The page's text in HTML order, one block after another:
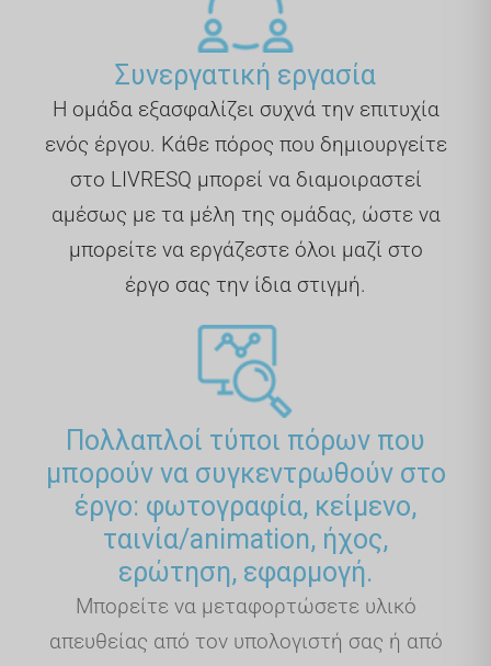
Συνεργατική εργασία
Η ομάδα εξασφαλίζει συχνά την επιτυχία
ενός έργου. Κάθε πόρος που δημιουργείτε
στο LIVRESQ μπορεί να διαμοιραστεί
αμέσως με τα μέλη της ομάδας, ώστε να
μπορείτε να εργάζεστε όλοι μαζί στο
έργο σας την ίδια στιγμή.
Πολλαπλοί τύποι πόρων που
μπορούν να συγκεντρωθούν στο
έργο: φωτογραφία, κείμενο,
ταινία/animation, ήχος,
ερώτηση, εφαρμογή.
Μπορείτε να μεταφορτώσετε υλικό
απευθείας από τον υπολογιστή σας ή από